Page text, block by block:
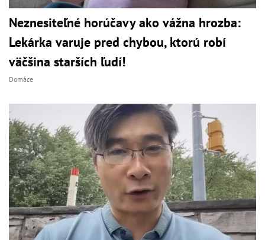
Neznesiteľné horúčavy ako vážna hrozba:
Lekárka varuje pred chybou, ktorú robí
väčšina starších ľudí!
Domáce